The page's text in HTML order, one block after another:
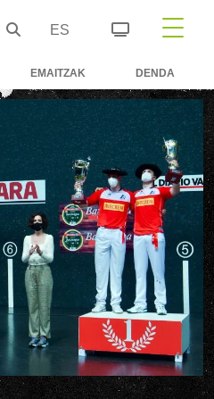
ES
EMAITZAK DENDA